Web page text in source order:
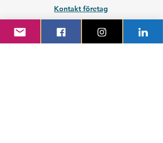
Kontakt företag
Blivande student
Nyantagen GS-student